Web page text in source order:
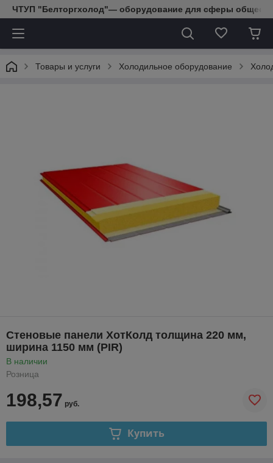
ЧТУП "Белторгхолод"— оборудование для сферы
Товары и услуги Холодильное оборудование
Стеновые панели ХотКолд толщина 220 мм,
ширина 1150 мм (PIR)
В наличии
Розница
198,57 руб.
Купить